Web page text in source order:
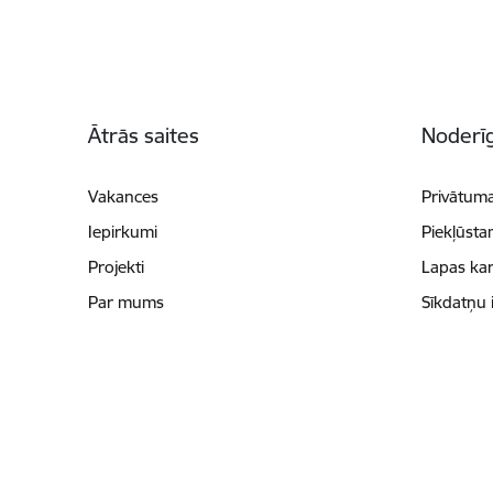
Ātrās saites
Vakances
Iepirkumi
Projekti
Par mums
Lapas
Sīkdatņu